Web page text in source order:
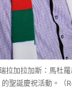
拉加拉加斯：馬杜
聖誕慶祝活動。（